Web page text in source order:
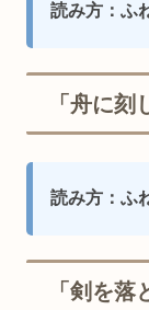
読み方：ふ
「舟に
読み方：ふ
「剣を